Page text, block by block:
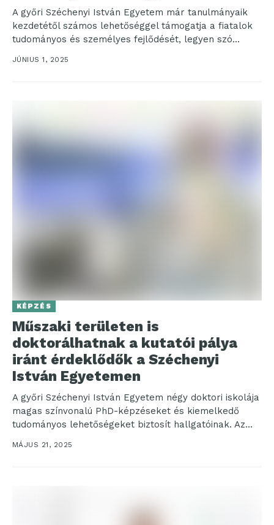
A győri Széchenyi István Egyetem már tanulmányaik
kezdetétől számos lehetőséggel támogatja a fiatalok
tudományos és személyes fejlődését, legyen szó
ösztöndíjakról, kutatásról vagy nemzetközi...
JÚNIUS 1, 2025
KÉPZÉS
Műszaki területen is
doktorálhatnak a kutatói pálya
iránt érdeklődők a Széchenyi
István Egyetemen
A győri Széchenyi István Egyetem négy doktori iskolája
magas színvonalú PhD-képzéseket és kiemelkedő
tudományos lehetőségeket biztosít hallgatóinak. Az
intézmény május 15. és június...
MÁJUS 21, 2025